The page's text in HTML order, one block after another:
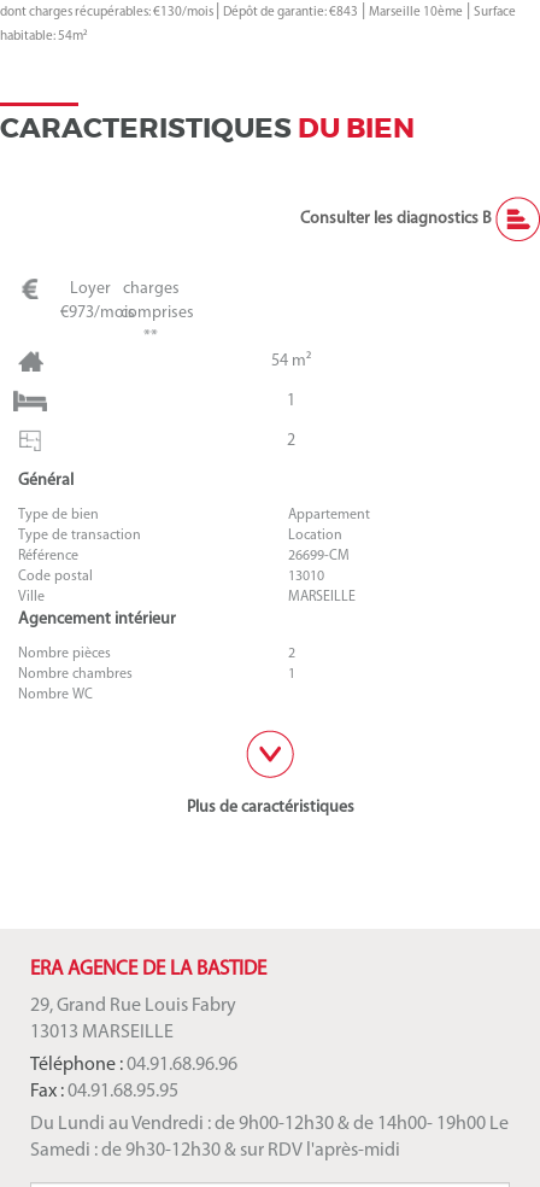
dont charges récupérables: €130/mois Dépôt de garantie: €843 Marseille 10ème
Surface
habitable: 54m²
CARACTERISTIQUES DU BIEN
Consulter les diagnostics B
Loyer
€973/mois
charges
comprises
**
54 m²
1
2
Général
Type de bien
Appartement
Type de transaction
Location
Référence
26699-CM
Code postal
13010
Ville
MARSEILLE
Agencement intérieur
Nombre pièces
2
Nombre chambres
1
Nombre WC
Plus de caractéristiques
ERA AGENCE DE LA BASTIDE
29, Grand Rue Louis Fabry
13013 MARSEILLE
Téléphone :04.91.68.96.96
Fax :04.91.68.95.95
Du Lundi au Vendredi : de 9h00-12h30 & de 14h00- 19h00 Le
Samedi : de 9h30-12h30 & sur RDV l'après-midi